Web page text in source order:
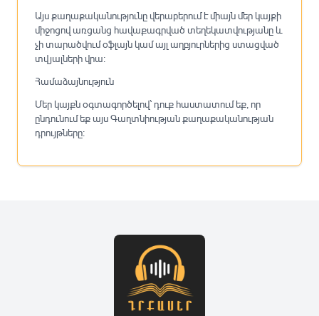
Այս քաղաքականությունը վերաբերում է միայն մեր կայքի
միջոցով առցանց հավաքագրված տեղեկատվությանը և
չի տարածվում օֆլայն կամ այլ աղբյուրներից ստացված
տվյալների վրա։
Համաձայնություն
Մեր կայքն օգտագործելով՝ դուք հաստատում եք, որ
ընդունում եք այս Գաղտնիության քաղաքականության
դրույթները։